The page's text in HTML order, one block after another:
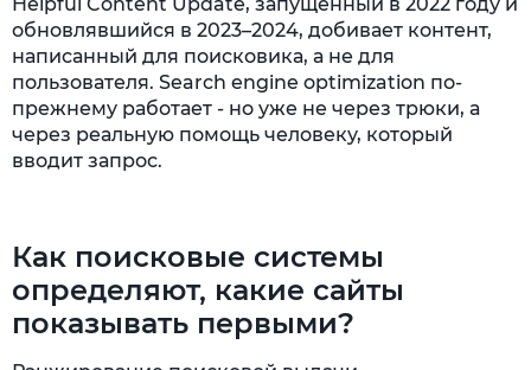
обновлявшийся в 2023–2024, добивает контент,
написанный для поисковика, а не для
пользователя. Search engine optimization по-
прежнему работает - но уже не через трюки, а
через реальную помощь человеку, который
вводит запрос.
Как поисковые системы
определяют, какие сайты
показывать первыми?